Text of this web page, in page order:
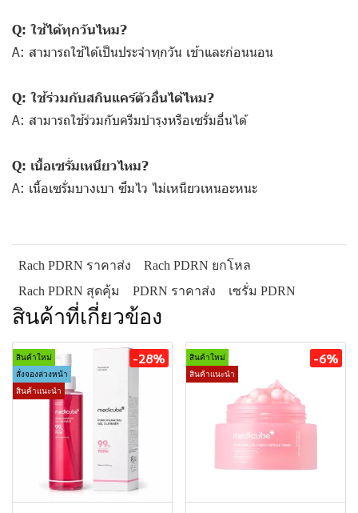
Q: ใช้ได้ทุกวันไหม?
A: สามารถใช้ได้เป็นประจำทุกวัน เช้าและก่อนนอน
Q: ใช้ร่วมกับสกินแคร์ตัวอื่นได้ไหม?
A: สามารถใช้ร่วมกับครีมบำรุงหรือเซรั่มอื่นได้
Q: เนื้อเซรั่มเหนียวไหม?
A: เนื้อเซรั่มบางเบา ซึมไว ไม่เหนียวเหนอะหนะ
Rach PDRN ราคาส่ง
Rach PDRN ยกโหล
Rach PDRN สุดคุ้ม
PDRN ราคาส่ง เซรั่ม PDRN
สินค้าที่เกี่ยวข้อง
สินค้าใหม่
สั่งจองล่วงหน้า
สินค้าแนะนำ
-28%
สินค้าใหม่
สินค้าแนะนำ
-6%